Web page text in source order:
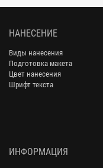
НАНЕСЕНИЕ
Виды нанесения
Подготовка макета
Цвет нанесения
Шрифт текста
ИНФОРМАЦИЯ